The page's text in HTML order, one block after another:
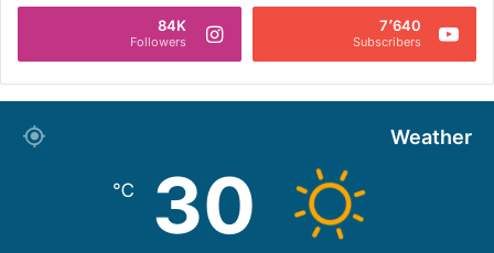
7٬640
Subscribers
84K
Followers
Weather
30
℃